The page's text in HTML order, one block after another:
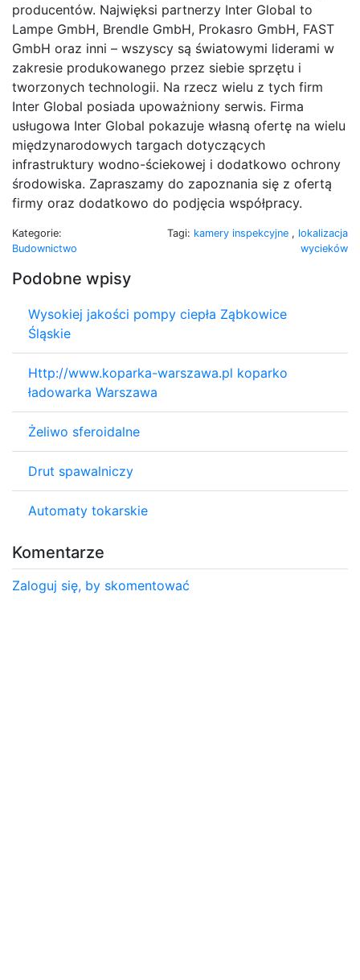
producentów. Najwięksi partnerzy Inter Global to
Lampe GmbH, Brendle GmbH, Prokasro GmbH, FAST
GmbH oraz inni – wszyscy są światowymi liderami w
zakresie produkowanego przez siebie sprzętu i
tworzonych technologii. Na rzecz wielu z tych firm
Inter Global posiada upoważniony serwis. Firma
usługowa Inter Global pokazuje własną ofertę na wielu
międzynarodowych targach dotyczących
infrastruktury wodno-ściekowej i dodatkowo ochrony
środowiska. Zapraszamy do zapoznania się z ofertą
firmy oraz dodatkowo do podjęcia współpracy.
Kategorie:
Budownictwo
Tagi: kamery inspekcyjne , lokalizacja
wycieków
Podobne wpisy
Wysokiej jakości pompy ciepła Ząbkowice
Śląskie
Http://www.koparka-warszawa.pl koparko
ładowarka Warszawa
Żeliwo sferoidalne
Drut spawalniczy
Automaty tokarskie
Komentarze
Zaloguj się, by skomentować